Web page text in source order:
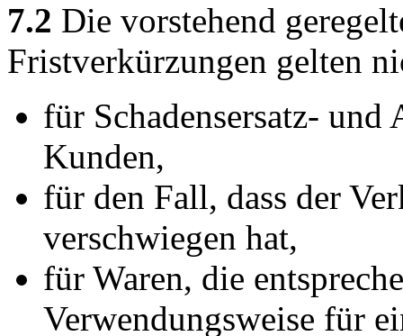
7.2 Die vorstehend
Fristverkürzungen gelten
für Schadensersatz- und
Kunden,
für den Fall, dass der
verschwiegen hat,
für Waren, die
Verwendungsweise für